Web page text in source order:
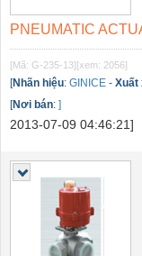
PNEUMATIC
[Mã: G-235-13][xem: 2056]
[Nhãn hiệu: GINICE - Xuất
[Nơi bán: ]
2013-07-09 04:46:21]